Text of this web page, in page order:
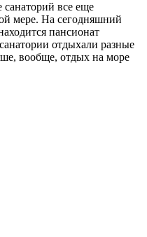
все еще
мере. На сегодняшний
пансионат
отдыхали разные
вообще, отдых на море